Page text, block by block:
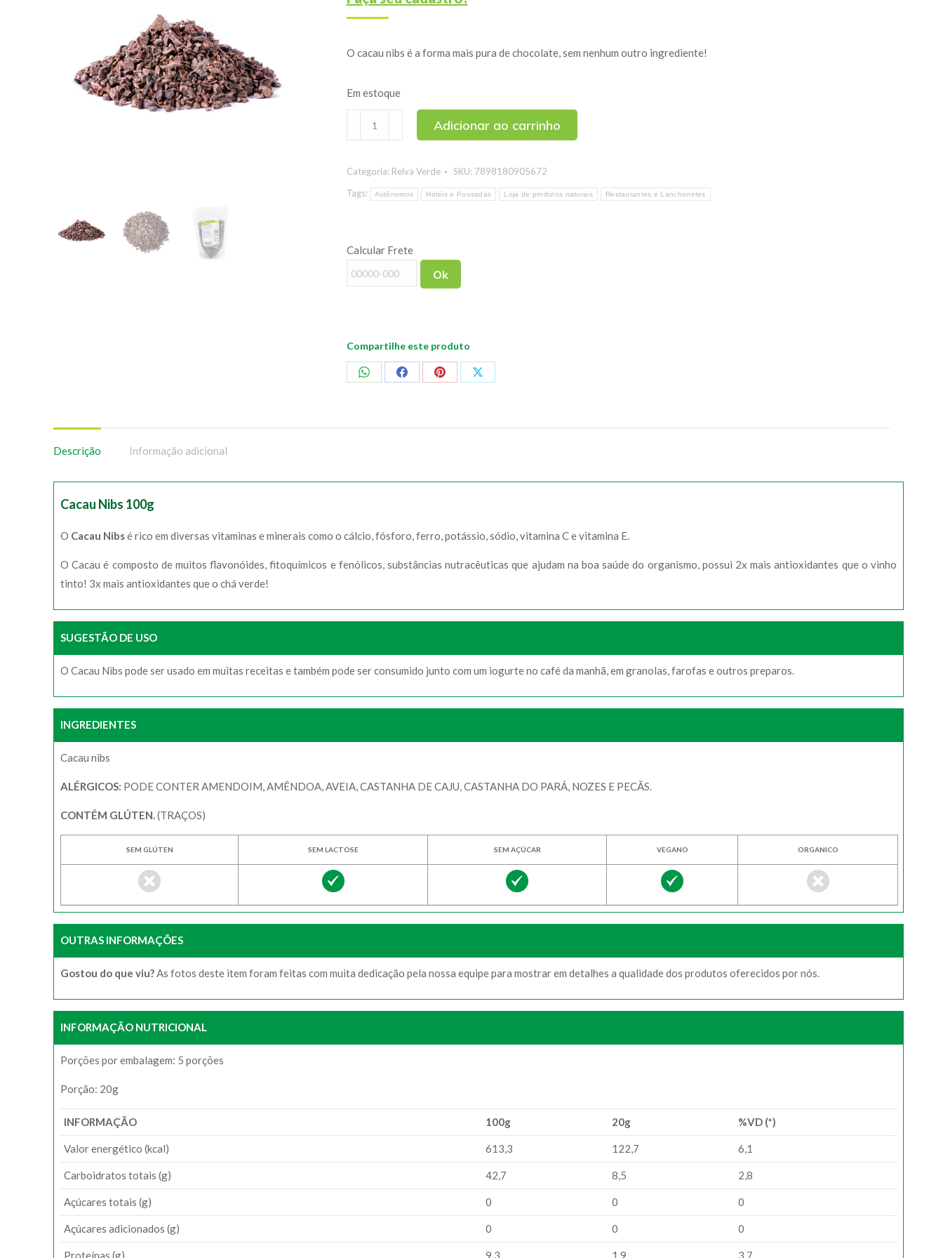
O cacau nibs é a forma mais pura de chocolate, sem nenhum outro ingrediente!
Em estoque
Nibs
quantidade
Adicionar ao carrinho
Categoria: Relva Verde SKU: 7898180905672
Tags:
Autônomos Hotéis e Pousadas Loja de produtos naturais Restaurantes e Lanchonetes
Calcular Frete
Ok
Compartilhe este produto
CompartilharCompartilharCompartilharCompartilhar
Descrição Informação adicional
Cacau Nibs 100g
O Cacau Nibsé rico em diversas vitaminas e minerais como o cálcio, fósforo, ferro, potássio, sódio, vitamina C e vitamina E.
O Cacau é composto de muitos flavonóides, fitoquímicos e fenólicos, substâncias nutracêuticas que ajudam na boa saúde do organismo, possui 2x mais antioxidantes que o vinho
tinto! 3x mais antioxidantes que o chá verde!
SUGESTÃO DE USO
O Cacau Nibs pode ser usado em muitas receitas e também pode ser consumido junto com um iogurte no café da manhã, em granolas, farofas e outros preparos.
INGREDIENTES
Cacau nibs
ALÉRGICOS: PODE CONTER AMENDOIM, AMÊNDOA, AVEIA, CASTANHA DE CAJU, CASTANHA DO PARÁ, NOZES E PECÃS.
CONTÉM GLÚTEN.(TRAÇOS)
SEM GLÚTEN SEM LACTOSE SEM AÇÚCAR VEGANO ORGANICO
OUTRAS INFORMAÇÕES
Gostou do que viu?As fotos deste item foram feitas com muita dedicação pela nossa equipe para mostrar em detalhes a qualidade dos produtos oferecidos por nós.
INFORMAÇÃO NUTRICIONAL
Porções por embalagem: 5 porções
Porção: 20g
INFORMAÇÃO 100g 20g %VD (*)
Valor energético (kcal) 613,3 122,7 6,1
Carboidratos totais (g) 42,7 8,5 2,8
Açúcares totais (g) 0 0 0
Açúcares adicionados (g) 0 0 0
Proteínas (g) 9,3 1,9 3,7